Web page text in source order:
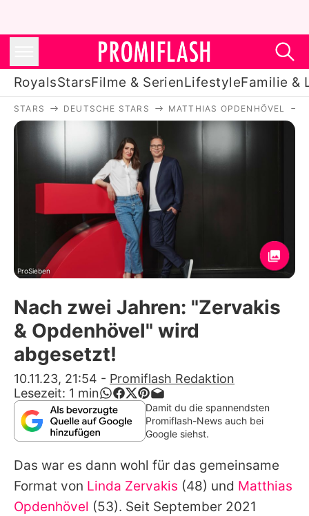
RoyalsStarsFilme & SerienLifestyleFamilie &
Royals
Stars
Filme & Serien
Lifestyle
Familie & Liebe
Promiflash Exklusiv
Alle Themen auf Promiflash
App runterladen
Team
Redaktionelle Richtlinien
Impressum
Datenschutzerklärung
STARS DEUTSCHE STARS MATTHIAS OPDENHÖVEL
ProSieben
Nach zwei Jahren: "Zervakis
& Opdenhövel" wird
abgesetzt!
10.11.23, 21:54 - Promiflash Redaktion
Lesezeit: 1 min
Damit du die spannendsten
Promiflash-News auch bei
Google siehst.
Das war es dann wohl für das gemeinsame
Format von Linda Zervakis (48) und Matthias
Opdenhövel (53). Seit September 2021